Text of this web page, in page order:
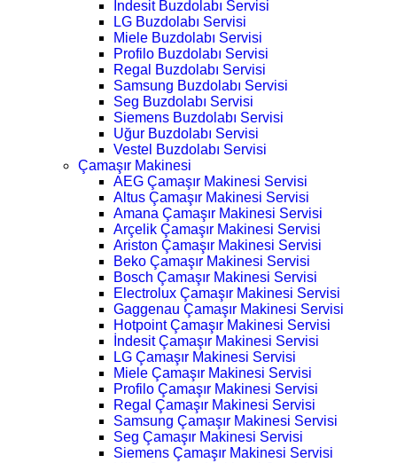
İndesit Buzdolabı Servisi
LG Buzdolabı Servisi
Miele Buzdolabı Servisi
Profilo Buzdolabı Servisi
Regal Buzdolabı Servisi
Samsung Buzdolabı Servisi
Seg Buzdolabı Servisi
Siemens Buzdolabı Servisi
Uğur Buzdolabı Servisi
Vestel Buzdolabı Servisi
Çamaşır Makinesi
AEG Çamaşır Makinesi Servisi
Altus Çamaşır Makinesi Servisi
Amana Çamaşır Makinesi Servisi
Arçelik Çamaşır Makinesi Servisi
Ariston Çamaşır Makinesi Servisi
Beko Çamaşır Makinesi Servisi
Bosch Çamaşır Makinesi Servisi
Electrolux Çamaşır Makinesi Servisi
Gaggenau Çamaşır Makinesi Servisi
Hotpoint Çamaşır Makinesi Servisi
İndesit Çamaşır Makinesi Servisi
LG Çamaşır Makinesi Servisi
Miele Çamaşır Makinesi Servisi
Profilo Çamaşır Makinesi Servisi
Regal Çamaşır Makinesi Servisi
Samsung Çamaşır Makinesi Servisi
Seg Çamaşır Makinesi Servisi
Siemens Çamaşır Makinesi Servisi